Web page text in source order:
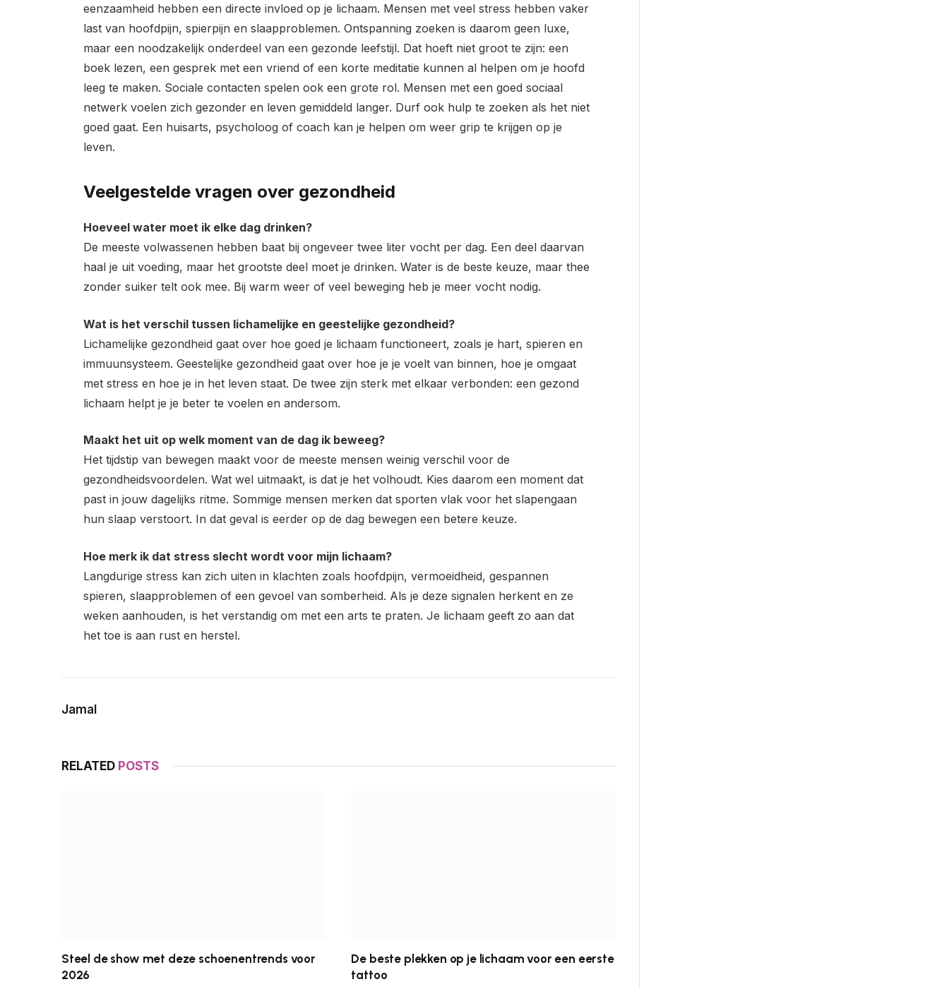
eenzaamheid hebben een directe invloed op je lichaam. Mensen met veel stress hebben vaker
last van hoofdpijn, spierpijn en slaapproblemen. Ontspanning zoeken is daarom geen luxe,
maar een noodzakelijk onderdeel van een gezonde leefstijl. Dat hoeft niet groot te zijn: een
boek lezen, een gesprek met een vriend of een korte meditatie kunnen al helpen om je hoofd
leeg te maken. Sociale contacten spelen ook een grote rol. Mensen met een goed sociaal
netwerk voelen zich gezonder en leven gemiddeld langer. Durf ook hulp te zoeken als het niet
goed gaat. Een huisarts, psycholoog of coach kan je helpen om weer grip te krijgen op je
leven.
Veelgestelde vragen over gezondheid
Hoeveel water moet ik elke dag drinken?
De meeste volwassenen hebben baat bij ongeveer twee liter vocht per dag. Een deel daarvan
haal je uit voeding, maar het grootste deel moet je drinken. Water is de beste keuze, maar thee
zonder suiker telt ook mee. Bij warm weer of veel beweging heb je meer vocht nodig.
Wat is het verschil tussen lichamelijke en geestelijke gezondheid?
Lichamelijke gezondheid gaat over hoe goed je lichaam functioneert, zoals je hart, spieren en
immuunsysteem. Geestelijke gezondheid gaat over hoe je je voelt van binnen, hoe je omgaat
met stress en hoe je in het leven staat. De twee zijn sterk met elkaar verbonden: een gezond
lichaam helpt je je beter te voelen en andersom.
Maakt het uit op welk moment van de dag ik beweeg?
Het tijdstip van bewegen maakt voor de meeste mensen weinig verschil voor de
gezondheidsvoordelen. Wat wel uitmaakt, is dat je het volhoudt. Kies daarom een moment dat
past in jouw dagelijks ritme. Sommige mensen merken dat sporten vlak voor het slapengaan
hun slaap verstoort. In dat geval is eerder op de dag bewegen een betere keuze.
Hoe merk ik dat stress slecht wordt voor mijn lichaam?
Langdurige stress kan zich uiten in klachten zoals hoofdpijn, vermoeidheid, gespannen
spieren, slaapproblemen of een gevoel van somberheid. Als je deze signalen herkent en ze
weken aanhouden, is het verstandig om met een arts te praten. Je lichaam geeft zo aan dat
het toe is aan rust en herstel.
Jamal
RELATED POSTS
Steel de show met deze schoenentrends voor
2026
De beste plekken op je lichaam voor een eerste
tattoo